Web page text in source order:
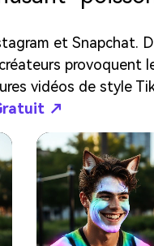
et Snapchat.
provoquent
vidéos de style
↗